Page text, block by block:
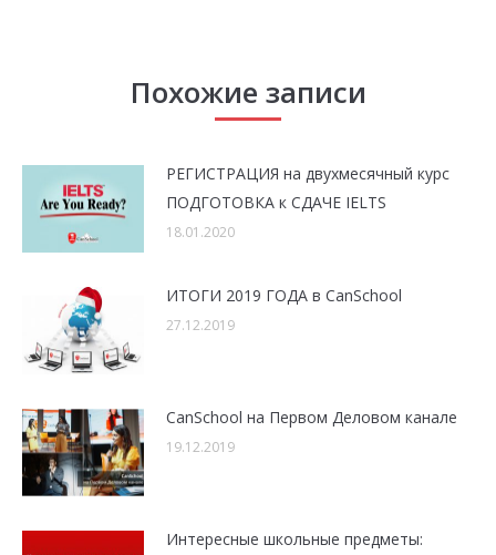
Похожие записи
РЕГИСТРАЦИЯ на двухмесячный курс
ПОДГОТОВКА к СДАЧЕ IELTS
18.01.2020
ИТОГИ 2019 ГОДА в CanSchool
27.12.2019
CanSchool на Первом Деловом канале
19.12.2019
Интересные школьные предметы: